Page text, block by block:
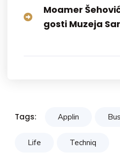
Moamer
gosti Muzeja
Tags: Applin
Life Techniq